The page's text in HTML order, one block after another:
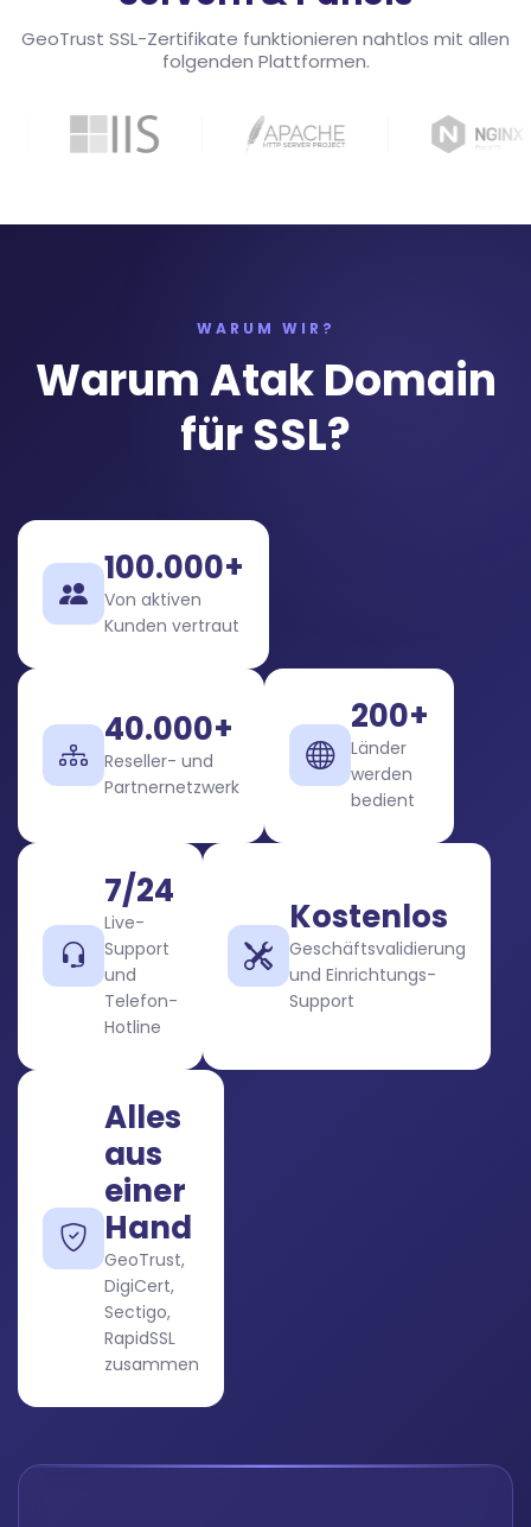
GeoTrust SSL-Zertifikate funktionieren nahtlos mit allen
folgenden Plattformen.
WARUM WIR?
Warum Atak Domain
für SSL?
100.000+
Von aktiven
Kunden vertraut
40.000+
Reseller- und
Partnernetzwerk
200+
Länder
werden
bedient
7/24
Live-
Support
und
Telefon-
Hotline
Kostenlos
Geschäftsvalidierung
und Einrichtungs-
Support
Alles
aus
einer
Hand
GeoTrust,
DigiCert,
Sectigo,
RapidSSL
zusammen